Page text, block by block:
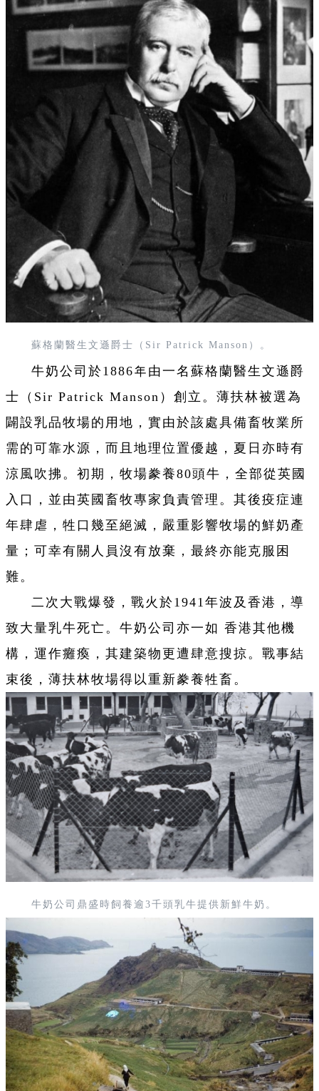
蘇格蘭醫生文遜爵士（Sir Patrick Manson）。
牛奶公司於1886年由一名蘇格蘭醫生文遜爵
士（Sir Patrick Manson）創立。薄扶林被選為
闢設乳品牧場的用地，實由於該處具備畜牧業所
需的可靠水源，而且地理位置優越，夏日亦時有
涼風吹拂。初期，牧場豢養80頭牛，全部從英國
入口，並由英國畜牧專家負責管理。其後疫症連
年肆虐，牲口幾至絕滅，嚴重影響牧場的鮮奶產
量；可幸有關人員沒有放棄，最終亦能克服困
難。
二次大戰爆發，戰火於1941年波及香港，導
致大量乳牛死亡。牛奶公司亦一如 香港其他機
構，運作癱瘓，其建築物更遭肆意搜掠。戰事結
束後，薄扶林牧場得以重新豢養牲畜。
牛奶公司鼎盛時飼養逾3千頭乳牛提供新鮮牛奶。